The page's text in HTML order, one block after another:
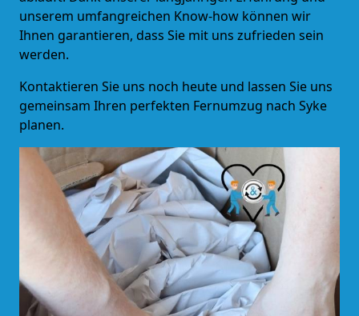
unserem umfangreichen Know-how können wir
Ihnen garantieren, dass Sie mit uns zufrieden sein
werden.
Kontaktieren Sie uns noch heute und lassen Sie uns
gemeinsam Ihren perfekten Fernumzug nach Syke
planen.